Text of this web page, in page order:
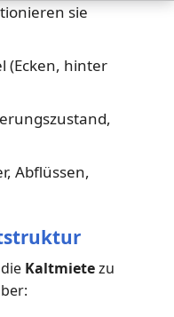
sie
(Ecken, hinter
Abflüssen,
Kaltmietezu